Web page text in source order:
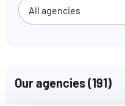
Our agencies(191)